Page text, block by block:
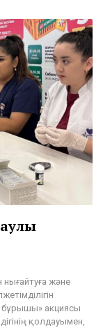
және
бұрышы» акциясы
қолдауымен,